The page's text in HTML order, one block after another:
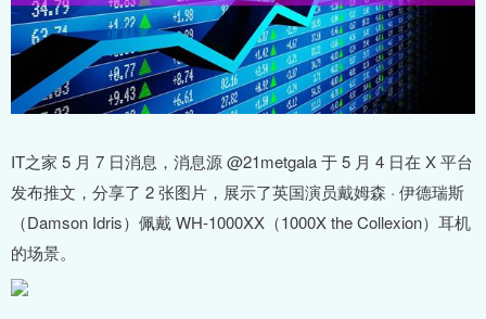
IT之家 5 月 7 日消息，消息源 @21metgala 于 5 月 4 日在 X 平台
发布推文，分享了 2 张图片，展示了英国演员戴姆森 · 伊德瑞斯
（Damson Idris）佩戴 WH-1000XX（1000X the Collexion）耳机
的场景。